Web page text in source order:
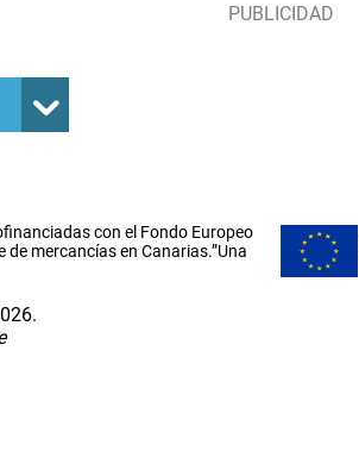
con el Fondo Europeo
mercancías en Canarias.”Una